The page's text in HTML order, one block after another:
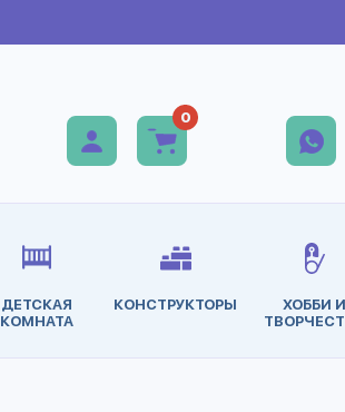
0
ДЕТСКАЯ
КОМНАТА
КОНСТРУКТОРЫ
ХОББИ И